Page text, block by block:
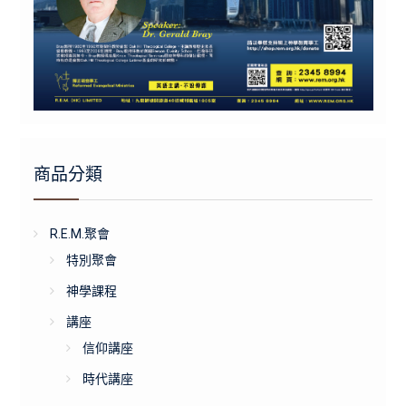
商品分類
R.E.M.聚會
特別聚會
神學課程
講座
信仰講座
時代講座